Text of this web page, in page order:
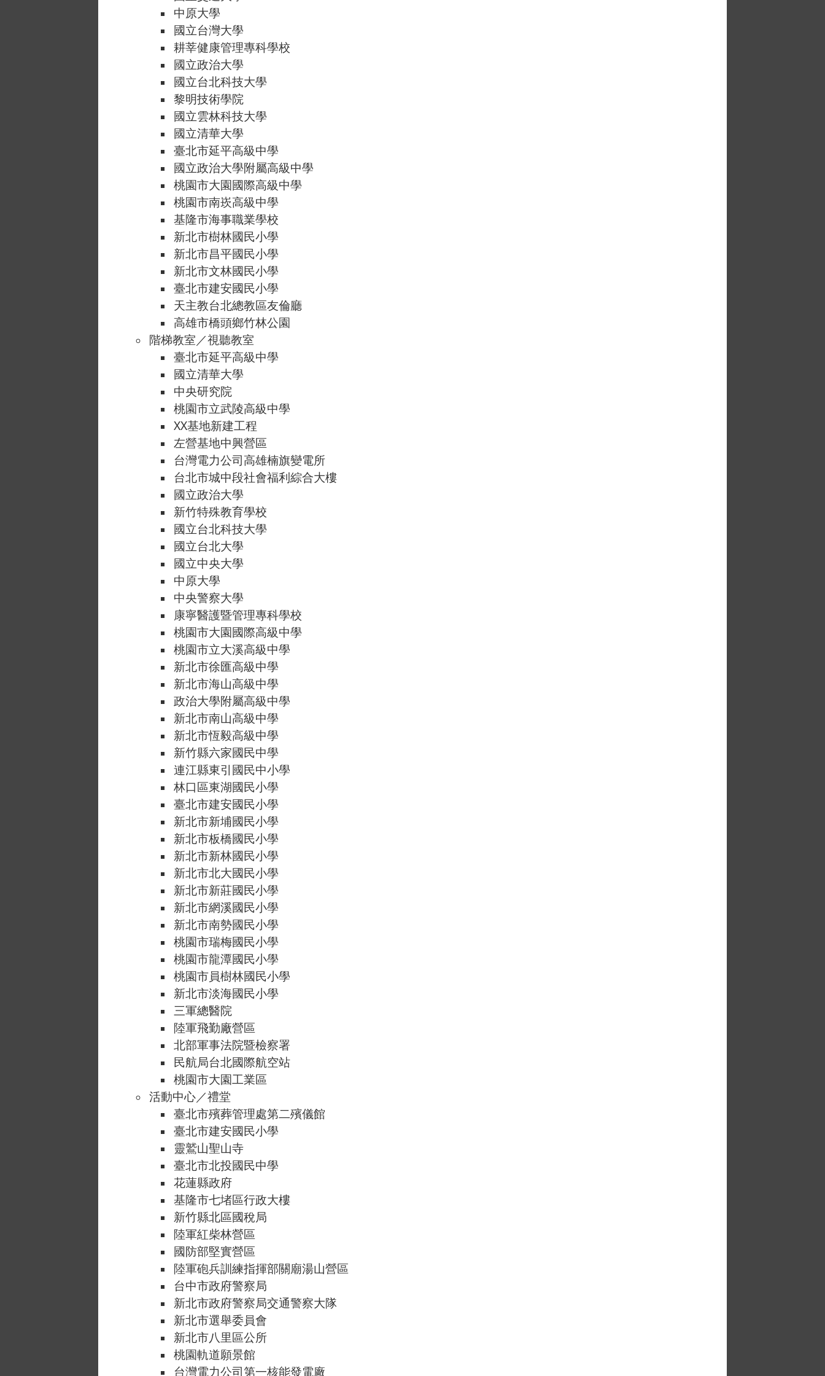
中原大學
國立台灣大學
耕莘健康管理專科學校
國立政治大學
國立台北科技大學
黎明技術學院
國立雲林科技大學
國立清華大學
臺北市延平高級中學
國立政治大學附屬高級中學
桃園市大園國際高級中學
桃園市南崁高級中學
基隆市海事職業學校
新北市樹林國民小學
新北市昌平國民小學
新北市文林國民小學
臺北市建安國民小學
天主教台北總教區友倫廳
高雄市橋頭鄉竹林公園
階梯教室／視聽教室
臺北市延平高級中學
國立清華大學
中央研究院
桃園市立武陵高級中學
XX基地新建工程
左營基地中興營區
台灣電力公司高雄楠旗變電所
台北市城中段社會福利綜合大樓
國立政治大學
新竹特殊教育學校
國立台北科技大學
國立台北大學
國立中央大學
中原大學
中央警察大學
康寧醫護暨管理專科學校
桃園市大園國際高級中學
桃園市立大溪高級中學
新北市徐匯高級中學
新北市海山高級中學
政治大學附屬高級中學
新北市南山高級中學
新北市恆毅高級中學
新竹縣六家國民中學
連江縣東引國民中小學
林口區東湖國民小學
臺北市建安國民小學
新北市新埔國民小學
新北市板橋國民小學
新北市新林國民小學
新北市北大國民小學
新北市新莊國民小學
新北市網溪國民小學
新北市南勢國民小學
桃園市瑞梅國民小學
桃園市龍潭國民小學
桃園市員樹林國民小學
新北市淡海國民小學
三軍總醫院
陸軍飛勤廠營區
北部軍事法院暨檢察署
民航局台北國際航空站
桃園市大園工業區
活動中心／禮堂
臺北市殯葬管理處第二殯儀館
臺北市建安國民小學
靈鷲山聖山寺
臺北市北投國民中學
花蓮縣政府
基隆市七堵區行政大樓
新竹縣北區國稅局
陸軍紅柴林營區
國防部堅實營區
陸軍砲兵訓練指揮部關廟湯山營區
台中市政府警察局
新北市政府警察局交通警察大隊
新北市選舉委員會
新北市八里區公所
桃園軌道願景館
台灣電力公司第一核能發電廠